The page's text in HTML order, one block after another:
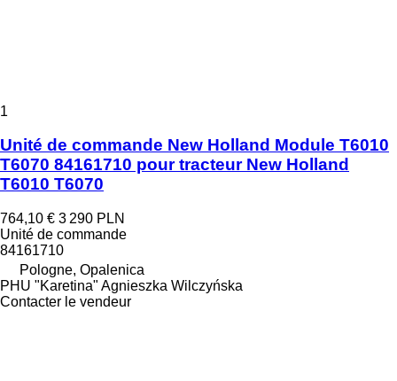
1
Unité de commande New Holland Module T6010
T6070 84161710 pour tracteur New Holland
T6010 T6070
764,10 € 3 290 PLN
Unité de commande
84161710
Pologne, Opalenica
PHU "Karetina" Agnieszka Wilczyńska
Contacter le vendeur